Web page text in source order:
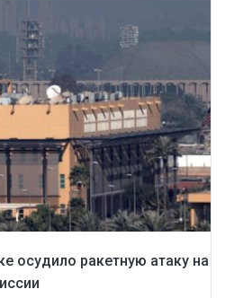
осудило ракетную атаку на